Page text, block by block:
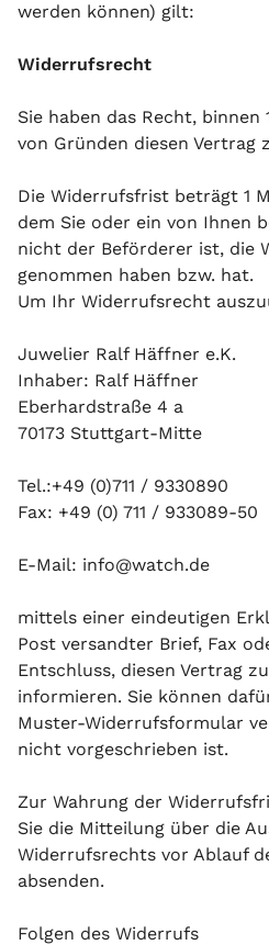
werden können) gilt:
Widerrufsrecht
Sie haben das Recht, binnen
von Gründen diesen Vertrag
Die Widerrufsfrist beträgt 1
dem Sie oder ein von Ihnen
nicht der Beförderer ist, die
genommen haben bzw. hat.
Um Ihr Widerrufsrecht
Juwelier Ralf Häffner e.K.
Inhaber: Ralf Häffner
Eberhardstraße 4 a
70173 Stuttgart-Mitte
Tel.:+49 (0)711 / 9330890
Fax: +49 (0) 711 / 933089-50
E-Mail: info@watch.de
mittels einer eindeutigen
Post versandter Brief, Fax
Entschluss, diesen Vertrag
informieren. Sie können
Muster-Widerrufsformular
nicht vorgeschrieben ist.
Zur Wahrung der
Sie die Mitteilung über die
Widerrufsrechts vor Ablauf
absenden.
Folgen des Widerrufs